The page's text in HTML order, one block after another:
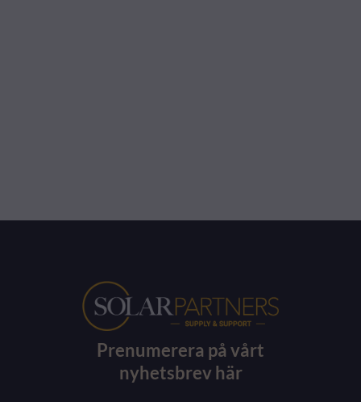
Prenumerera på vårt
nyhetsbrev här